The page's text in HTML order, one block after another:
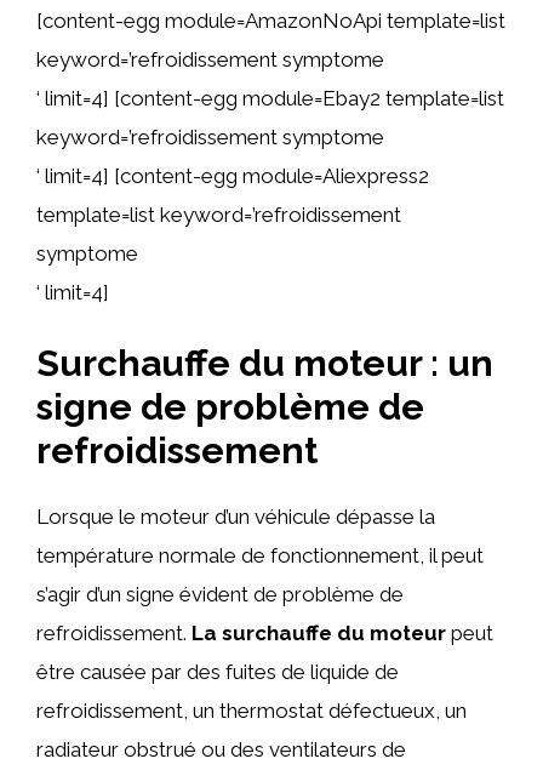
[content-egg module=AmazonNoApi template=list
keyword=’refroidissement symptome
‘ limit=4] [content-egg module=Ebay2 template=list
keyword=’refroidissement symptome
‘ limit=4] [content-egg module=Aliexpress2
template=list keyword=’refroidissement
symptome
‘ limit=4]
Surchauffe du moteur : un
signe de problème de
refroidissement
Lorsque le moteur d’un véhicule dépasse la
température normale de fonctionnement, il peut
s’agir d’un signe évident de problème de
refroidissement. La surchauffe du moteur peut
être causée par des fuites de liquide de
refroidissement, un thermostat défectueux, un
radiateur obstrué ou des ventilateurs de